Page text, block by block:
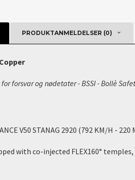
PRODUKTANMELDELSER (0)
forsvar og nødetater - BSSI - Bollè
V50 STANAG 2920 (792 KM/H - 220
with co-injected FLEX160°